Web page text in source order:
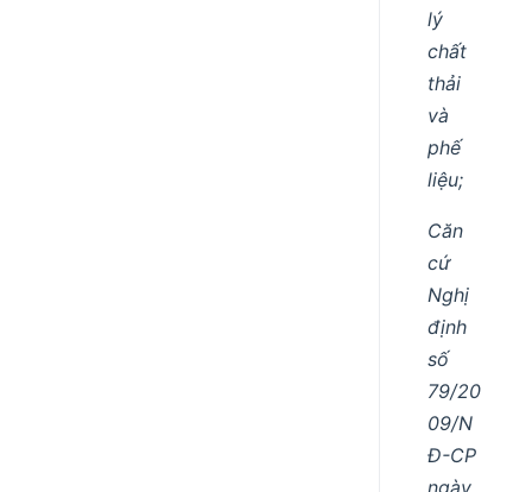
lý
chất
thải
và
phế
liệu;
Căn
cứ
Nghị
định
số
79/20
09/N
Đ-CP
ngày